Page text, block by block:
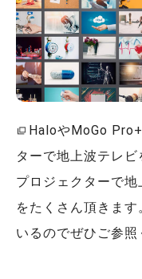
HaloやMoGo
ターで地上波テレビ
プロジェクターで
をたくさん頂きま
いるのでぜひご参照